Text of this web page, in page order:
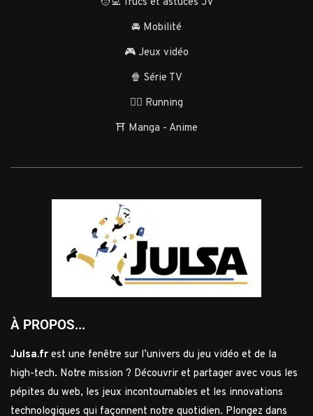
🧑‍💻 Trucs et astuces JV
🚘 Mobilité
🎮 Jeux vidéo
🍿 Série TV
🏃‍♂️ Running
⛩️ Manga - Anime
À PROPOS...
Julsa.fr est une fenêtre sur l’univers du jeu vidéo et de la
high-tech. Notre mission ? Découvrir et partager avec vous les
pépites du web, les jeux incontournables et les innovations
technologiques qui façonnent notre quotidien. Plongez dans